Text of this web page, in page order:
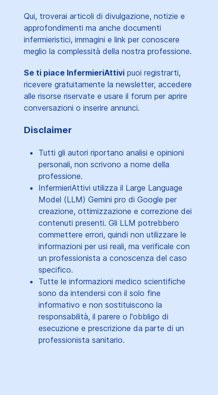
Qui, troverai articoli di divulgazione, notizie e
approfondimenti ma anche documenti
infermieristici, immagini e link per conoscere
meglio la complessità della nostra professione.
Se ti piace InfermieriAttivi puoi registrarti,
ricevere gratuitamente la newsletter, accedere
alle risorse riservate e usare il forum per aprire
conversazioni o inserire annunci.
Disclaimer
Tutti gli autori riportano analisi e opinioni
personali, non scrivono a nome della
professione.
InfermieriAttivi utilizza il Large Language
Model (LLM) Gemini pro di Google per
creazione, ottimizzazione e correzione dei
contenuti presenti. Gli LLM potrebbero
commettere errori, quindi non utilizzare le
informazioni per usi reali, ma verificale con
un professionista a conoscenza del caso
specifico.
Tutte le informazioni medico scientifiche
sono da intendersi con il solo fine
informativo e non sostituiscono la
responsabilità, il parere o l'obbligo di
esecuzione e prescrizione da parte di un
professionista sanitario.